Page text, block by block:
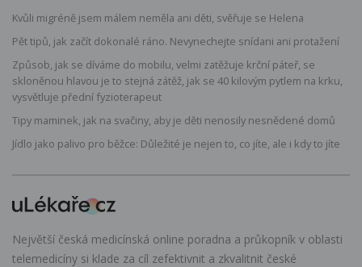
Kvůli migréně jsem málem neměla ani děti, svěřuje se Helena
Pět tipů, jak začít dokonalé ráno. Nevynechejte snídani ani protažení
Způsob, jak se díváme do mobilu, velmi zatěžuje krční páteř, se
skloněnou hlavou je to stejná zátěž, jak se 40 kilovým pytlem na krku,
vysvětluje přední fyzioterapeut
Tipy maminek, jak na svačiny, aby je děti nenosily nesnědené domů
Jídlo jako palivo pro běžce: Důležité je nejen to, co jíte, ale i kdy to jíte
Největší česká medicínská online poradna a průkopník v oblasti
telemedicíny si klade za cíl zefektivnit a zkvalitnit české